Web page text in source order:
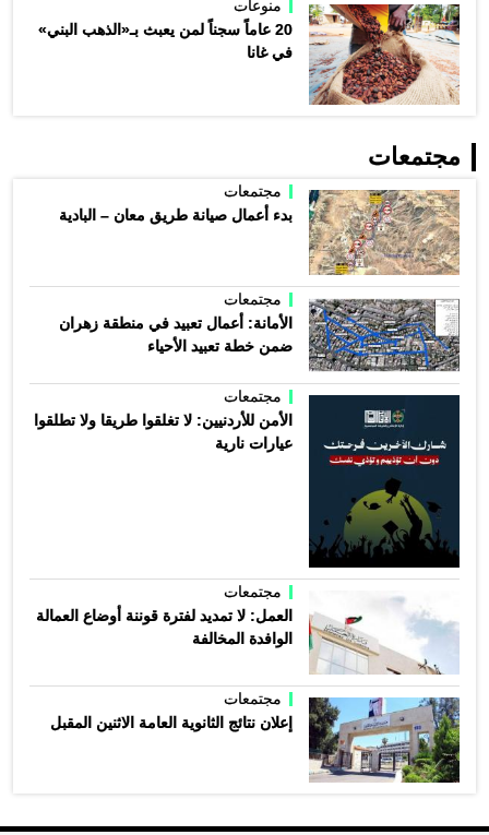
منوعات
20 عاماً سجناً لمن يعبث بـ«الذهب البني»
في غانا
مجتمعات
مجتمعات
بدء أعمال صيانة طريق معان – البادية
مجتمعات
الأمانة: أعمال تعبيد في منطقة زهران
ضمن خطة تعبيد الأحياء
مجتمعات
الأمن للأردنيين: لا تغلقوا طريقا ولا تطلقوا
عيارات نارية
مجتمعات
العمل: لا تمديد لفترة قوننة أوضاع العمالة
الوافدة المخالفة
مجتمعات
إعلان نتائج الثانوية العامة الاثنين المقبل